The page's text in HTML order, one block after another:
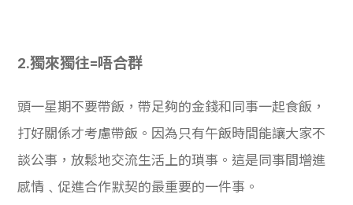
2.獨來獨往=唔合群
頭一星期不要帶飯，帶足夠的金錢和同事一起食飯，
打好關係才考慮帶飯。因為只有午飯時間能讓大家不
談公事，放鬆地交流生活上的瑣事。這是同事間增進
感情﹑促進合作默契的最重要的一件事。